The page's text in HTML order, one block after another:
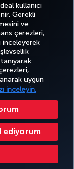
kullanıcı
Gerekli
ve
çerezleri,
inceleyerek
uygun
inceleyin.
ediyorum
BlogPinterest
MILES&SMILES
Uyarı Yolcu Hakları